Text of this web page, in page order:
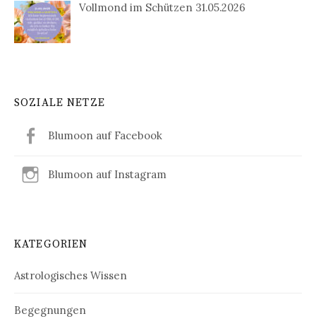
Vollmond im Schützen 31.05.2026
SOZIALE NETZE
Blumoon auf Facebook
Blumoon auf Instagram
KATEGORIEN
Astrologisches Wissen
Begegnungen